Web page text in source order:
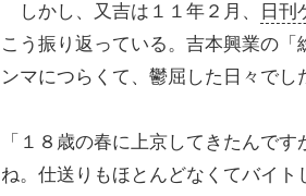
しかし、又吉は１１年２月、 日刊
こう振り返っている。吉本興業の
ンマにつらくて、鬱屈した日々でし
「１８歳の春に上京してきたんで
ね。仕送りもほとんどなくてバイ